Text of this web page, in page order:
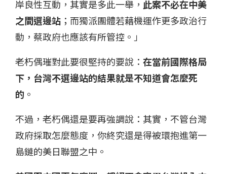
岸良性互動，其實是多此一舉， 此案不必在中美
之間選邊站 ；而獨派團體若藉機運作更多政治行
動，蔡政府也應該有所管控。」
老朽偶璀對此要很堅持的要說： 在當前國際格局
下，台灣不選邊站的結果就是不知道會怎麼死
的 。
不過，老朽偶還是要再強調說：其實，不管台灣
政府採取怎麼態度，你終究還是得被環抱進第一
島鏈的美日聯盟之中。